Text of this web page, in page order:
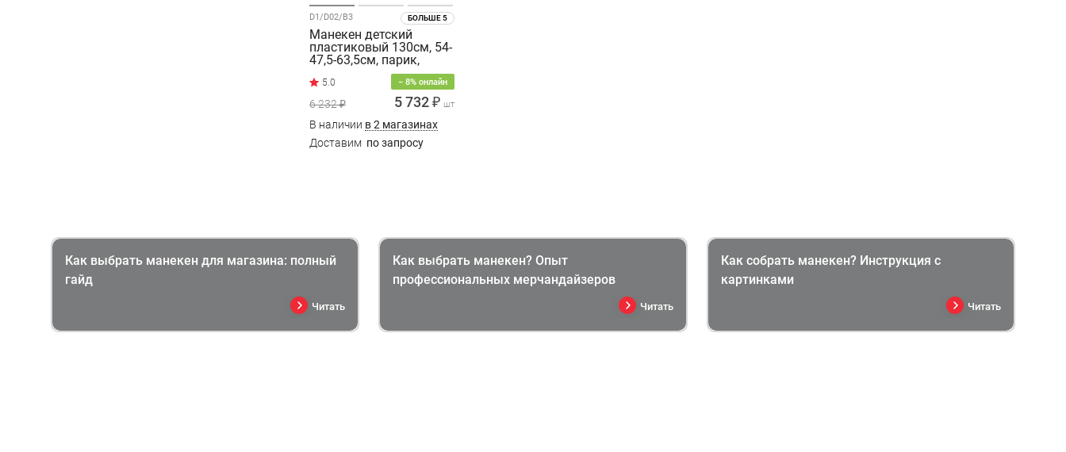
БОЛЬШЕ 5
D1/D02/B3
Манекен детский
пластиковый 130см, 54-
47,5-63,5см, парик,
волосы короткие,
русый
− 8% онлайн
6 232 ₽ 5 732 ₽ шт
В наличии в 2 магазинах
Доставим по запросу
Как выбрать манекен для магазина: полный
гайд
Читать
Как выбрать манекен? Опыт
профессиональных мерчандайзеров
Читать
Как собрать манекен? Инструкция с
картинками
Читать